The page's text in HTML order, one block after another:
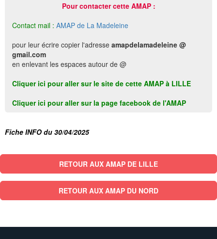
Pour contacter cette AMAP :
Contact mail : AMAP de La Madeleine
pour leur écrire copier l'adresse amapdelamadeleine @
gmail.com
en enlevant les espaces autour de @
Cliquer ici pour aller sur le site de cette AMAP à LILLE
Cliquer ici pour aller sur la page facebook de l'AMAP
Fiche INFO du 30/04/2025
RETOUR AUX AMAP DE LILLE
RETOUR AUX AMAP DU NORD